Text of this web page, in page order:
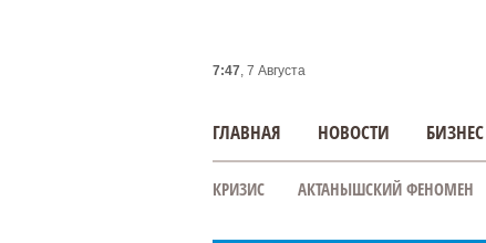
7:47, 7 Августа
ГЛАВНАЯ НОВОСТИ БИЗНЕС
КРИЗИС АКТАНЫШСКИЙ ФЕНОМЕН